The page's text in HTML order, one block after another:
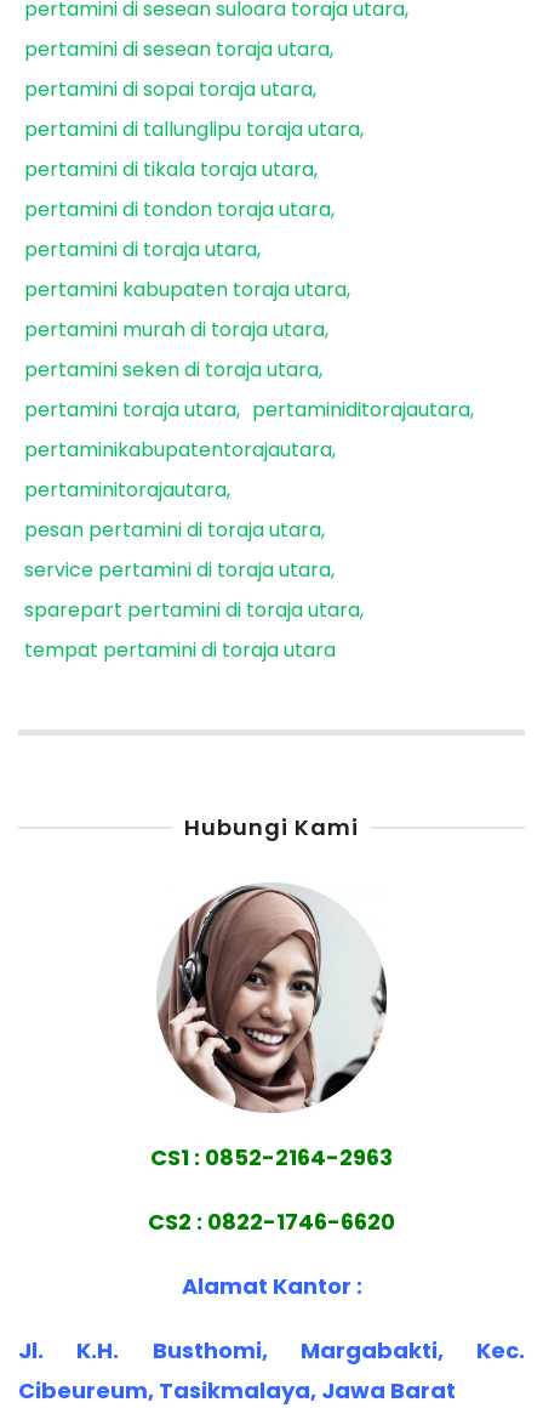
pertamini di sesean suloara toraja utara
pertamini di sesean toraja utara
pertamini di sopai toraja utara
pertamini di tallunglipu toraja utara
pertamini di tikala toraja utara
pertamini di tondon toraja utara
pertamini di toraja utara
pertamini kabupaten toraja utara
pertamini murah di toraja utara
pertamini seken di toraja utara
pertamini toraja utara
pertaminiditorajautara
pertaminikabupatentorajautara
pertaminitorajautara
pesan pertamini di toraja utara
service pertamini di toraja utara
sparepart pertamini di toraja utara
tempat pertamini di toraja utara
Hubungi Kami
CS1 : 0852-2164-2963
CS2 : 0822-1746-6620
Alamat Kantor :
Jl. K.H. Busthomi, Margabakti, Kec.
Cibeureum, Tasikmalaya, Jawa Barat